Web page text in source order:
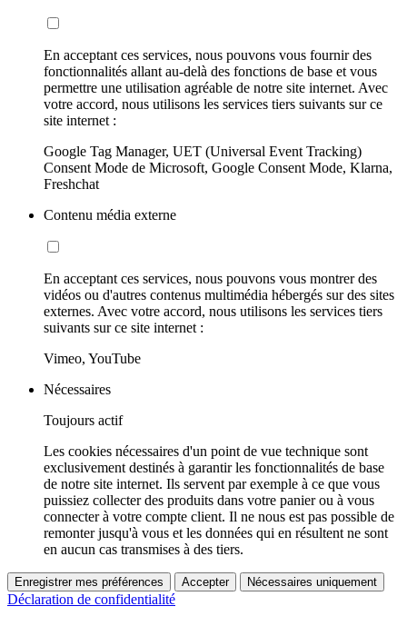
En acceptant ces services, nous pouvons vous fournir des
fonctionnalités allant au-delà des fonctions de base et vous
permettre une utilisation agréable de notre site internet. Avec
votre accord, nous utilisons les services tiers suivants sur ce
site internet :
Google Tag Manager, UET (Universal Event Tracking)
Consent Mode de Microsoft, Google Consent Mode, Klarna,
Freshchat
Contenu média externe
En acceptant ces services, nous pouvons vous montrer des
vidéos ou d'autres contenus multimédia hébergés sur des sites
externes. Avec votre accord, nous utilisons les services tiers
suivants sur ce site internet :
Vimeo, YouTube
Nécessaires
Toujours actif
Les cookies nécessaires d'un point de vue technique sont
exclusivement destinés à garantir les fonctionnalités de base
de notre site internet. Ils servent par exemple à ce que vous
puissiez collecter des produits dans votre panier ou à vous
connecter à votre compte client. Il ne nous est pas possible de
remonter jusqu'à vous et les données qui en résultent ne sont
en aucun cas transmises à des tiers.
Enregistrer mes préférences Accepter Nécessaires uniquement
Déclaration de confidentialité